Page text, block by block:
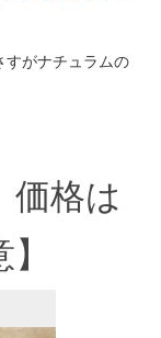
すがナチュラムの
価格は